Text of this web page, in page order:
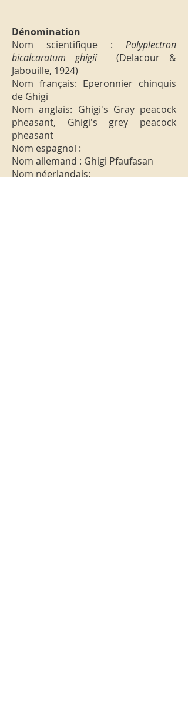
Dénomination
Nom scientifique : Polyplectron
bicalcaratum ghigii(Delacour &
Jabouille, 1924)
Nom français: Eperonnier chinquis
de Ghigi
Nom anglais: Ghigi's Gray peacock
pheasant, Ghigi's grey peacock
pheasant
Nom espagnol :
Nom allemand : Ghigi Pfaufasan
Nom néerlandais: